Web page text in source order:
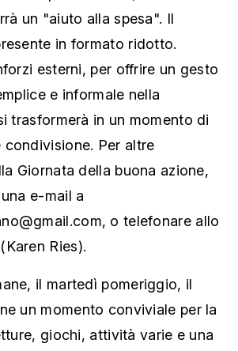
un "aiuto alla spesa". Il
in formato ridotto.
esterni, per offrire un gesto
e informale nella
trasformerà in un momento di
condivisione. Per altre
Giornata della buona azione,
e-mail a
o telefonare allo
Ries).
il martedì pomeriggio, il
un momento conviviale per la
giochi, attività varie e una